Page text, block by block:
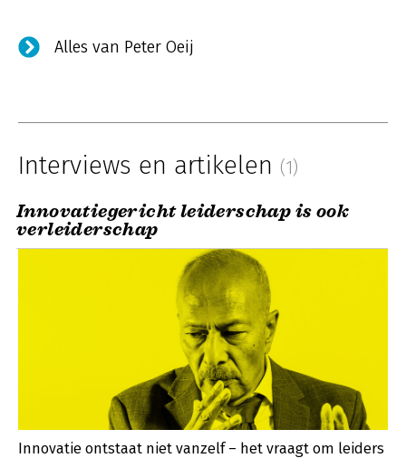
Alles van Peter Oeij
Interviews en artikelen (1)
Innovatiegericht leiderschap is ook
verleiderschap
Innovatie ontstaat niet vanzelf – het vraagt om leiders